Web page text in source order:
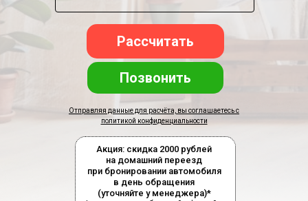
Рассчитать
Отправляя данные для расчёта, вы соглашаетесь с
политикой конфиденциальности
Акция: скидка 2000 рублей
на домашний переезд
при бронировании автомобиля
в день обращения
(уточняйте у менеджера)*
Позвонить